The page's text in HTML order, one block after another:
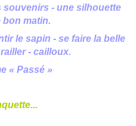
souvenirs - une silhouette
bon matin.
le sapin - se faire la belle
- cailloux.
« Passé »